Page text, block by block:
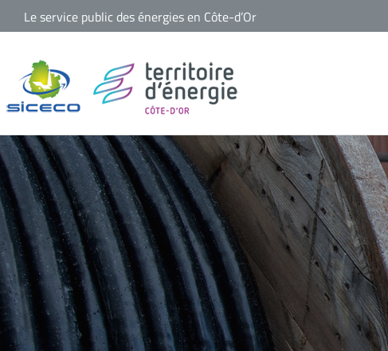
Passer
contenu
Le service public des énergies en Côte-d’Or